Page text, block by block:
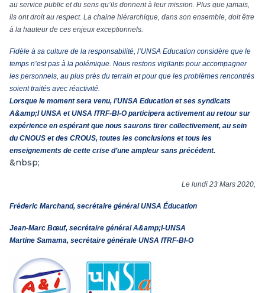
au service public et du sens qu’ils donnent à leur mission. Plus que jamais,
ils ont droit au respect. La chaine hiérarchique, dans son ensemble, doit être
à la hauteur de ces enjeux exceptionnels.
Fidèle à sa culture de la responsabilité, l’UNSA Education considère que le
temps n’est pas à la polémique. Nous restons vigilants pour accompagner
les personnels, au plus près du terrain et pour que les problèmes rencontrés
soient traités avec réactivité.
Lorsque le moment sera venu, l’UNSA Education et ses syndicats
A&amp;I UNSA et UNSA ITRF-BI-O participera activement au retour sur
expérience en espérant que nous saurons tirer collectivement, au sein
du CNOUS et des CROUS, toutes les conclusions et tous les
enseignements de cette crise d’une ampleur sans précédent.
&nbsp;
Le lundi 23 Mars 2020,
Fréderic Marchand, secrétaire général UNSA Éducation
Jean-Marc Bœuf, secrétaire général A&amp;I-UNSA
Martine Samama, secrétaire générale UNSA ITRF-BI-O